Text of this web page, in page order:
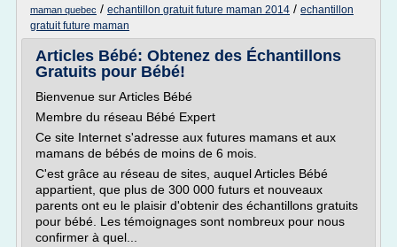
maman quebec / echantillon gratuit future maman 2014 / echantillon
gratuit future maman
Articles Bébé: Obtenez des Échantillons
Gratuits pour Bébé!
Bienvenue sur Articles Bébé
Membre du réseau Bébé Expert
Ce site Internet s'adresse aux futures mamans et aux
mamans de bébés de moins de 6 mois.
C'est grâce au réseau de sites, auquel Articles Bébé
appartient, que plus de 300 000 futurs et nouveaux
parents ont eu le plaisir d'obtenir des échantillons gratuits
pour bébé. Les témoignages sont nombreux pour nous
confirmer à quel...